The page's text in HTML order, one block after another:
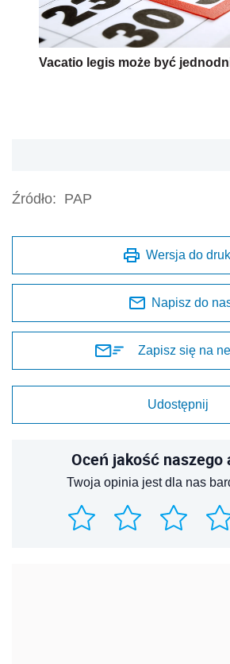
Vacatio legis może być
Źródło: PAP
Wersja do
Napisz do
Zapisz się na
Udostępnij
Oceń jakość naszego
Twoja opinia jest dla nas